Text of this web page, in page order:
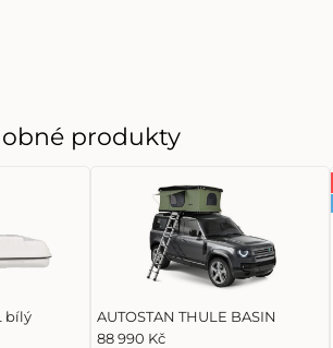
produkty
bílý
AUTOSTAN THULE BASIN
88 990 Kč